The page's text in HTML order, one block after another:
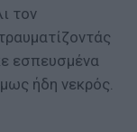
τον
εσπευσμένα
ήδη νεκρός.